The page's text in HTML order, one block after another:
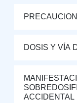
DOSIS Y VÍA
ACCIDENTAL